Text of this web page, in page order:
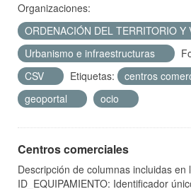
Organizaciones:
ORDENACIÓN DEL TERRITORIO Y
Urbanismo e infraestructuras
CSV
Etiquetas:
centros
geoportal
ocio
Centros comerciales
Descripción de columnas incluidas en
ID_EQUIPAMIENTO: Identificador